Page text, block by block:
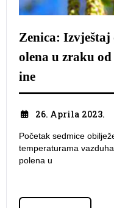
Zenica:
olena u zraku od
ine
26. Aprila 2023.
Početak sedmice
temperaturama
polena u